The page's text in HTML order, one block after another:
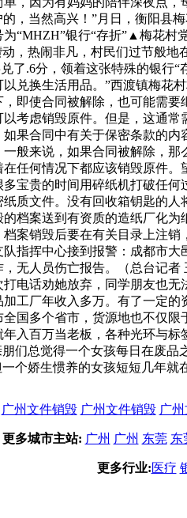
，当然高兴！”月日，衡阳县
“MHZH”银行“存折”▲梅花村
，热闹非凡，村民们过节般
了.6分，领着这张特殊的银行
兑换生活用品。”西渡镇梅花
即使合同被解除，也可能需
考虑销毁原件。但是，这通
果合同中有关于保密条款的
般来说，如果合同被解除，
任何情况下都应该销毁原件
宝贵的时间用碎纸机打破任
质文件。没有回收箱钥匙的
档案送到有资质的造纸厂化
案销毁后要在有关目录上注
指挥中心接到报警：成都市
无人员伤亡报告。（总台记
电话劝她放弃，同学朋友也
工厂年收入多万。有了一定
国多个省市，货源地也不仅
入百万当老板，各种光环与
们总觉得一个女孩每日在废
个娇生惯养的女孩短短几年
广州文件销毁 广州文件销毁 广
更多城市主站: 广州 广州 东莞 东
更多行业: 医疗